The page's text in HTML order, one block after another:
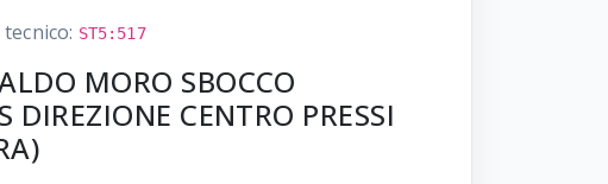
ST5:517
MORO SBOCCO
DIREZIONE CENTRO PRESSI